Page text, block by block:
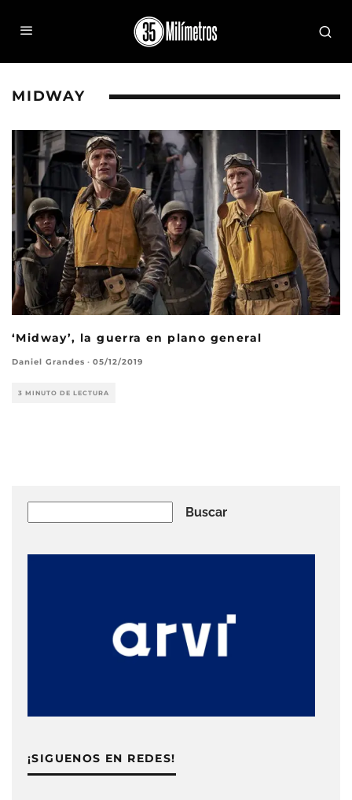
MIDWAY
‘Midway’, la guerra en plano general
Daniel Grandes · 05/12/2019
3 MINUTO DE LECTURA
Buscar
¡SIGUENOS EN REDES!